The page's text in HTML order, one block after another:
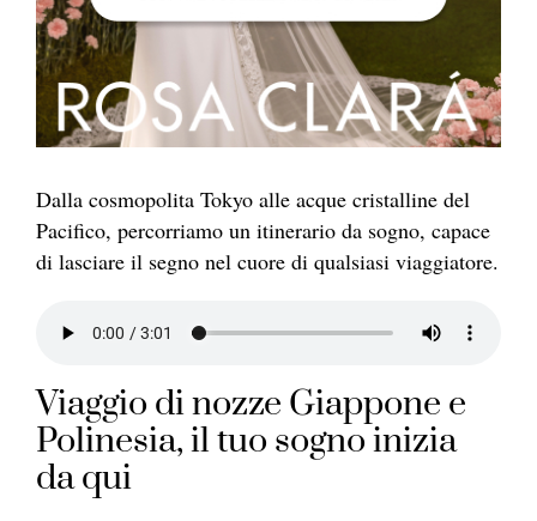
Dalla cosmopolita Tokyo alle acque cristalline del
Pacifico, percorriamo un itinerario da sogno, capace
di lasciare il segno nel cuore di qualsiasi viaggiatore.
Viaggio di nozze Giappone e
Polinesia, il tuo sogno inizia
da qui